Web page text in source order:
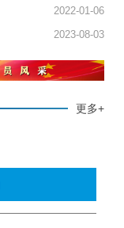
2022-01-06
2023-08-03
更多+